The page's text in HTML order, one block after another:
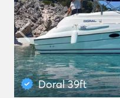
Doral 39ft